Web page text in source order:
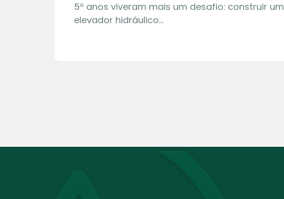
5º anos viveram mais um desafio: construir um
elevador hidráulico…